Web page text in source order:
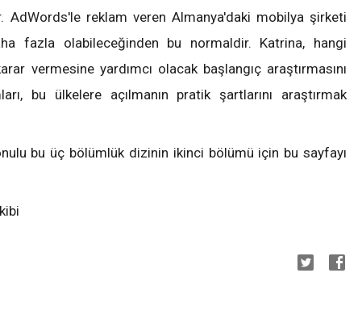
AdWords'le reklam veren Almanya'daki mobilya şirketi
fazla olabileceğinden bu normaldir. Katrina, hangi
vermesine yardımcı olacak başlangıç araştırmasını
bu ülkelere açılmanın pratik şartlarını araştırmak
bu üç bölümlük dizinin ikinci bölümü için bu sayfayı